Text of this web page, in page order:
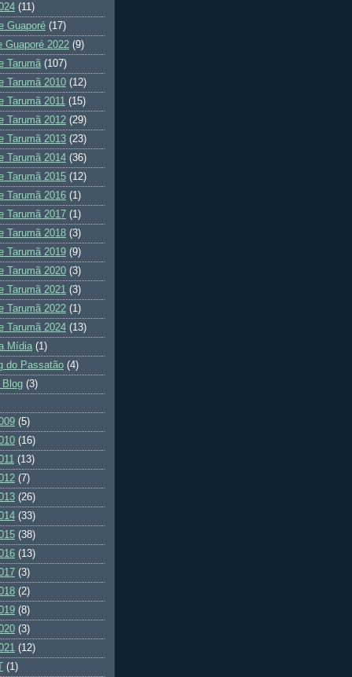
(11)
Guaporé (17)
Guaporé 2022 (9)
Tarumã (107)
Tarumã 2010 (12)
Tarumã 2011 (15)
Tarumã 2012 (29)
Tarumã 2013 (23)
Tarumã 2014 (36)
Tarumã 2015 (12)
Tarumã 2016 (1)
Tarumã 2017 (1)
Tarumã 2018 (3)
Tarumã 2019 (9)
Tarumã 2020 (3)
Tarumã 2021 (3)
Tarumã 2022 (1)
Tarumã 2024 (13)
Mídia (1)
do Passatão (4)
Blog (3)
(5)
(16)
(13)
(7)
(26)
(33)
(38)
(13)
(3)
(2)
(8)
(3)
(12)
(1)